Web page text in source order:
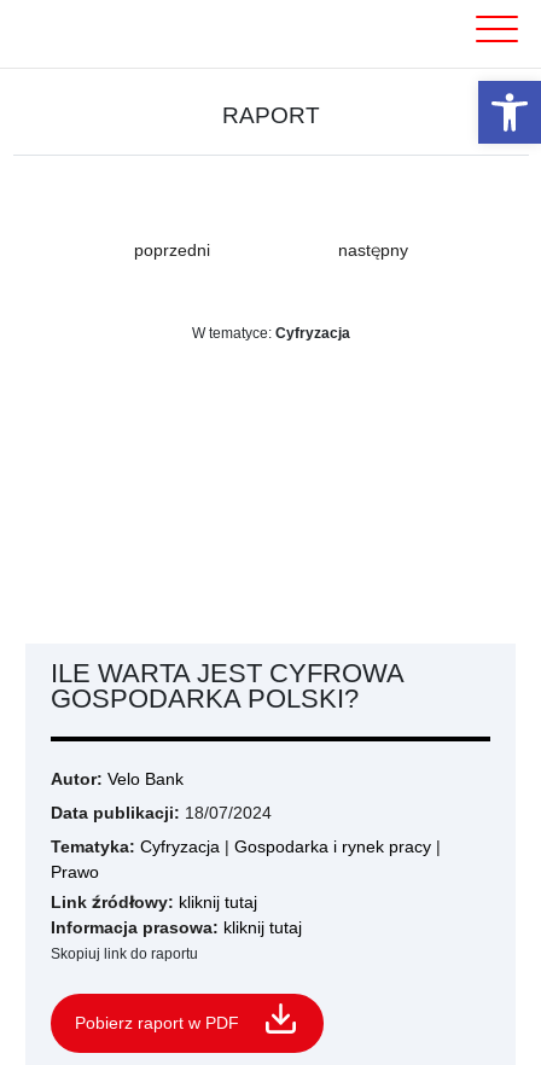
RAPORT
poprzedni następny
W tematyce: Cyfryzacja
ILE WARTA JEST CYFROWA
GOSPODARKA POLSKI?
Autor: Velo Bank
Data publikacji: 18/07/2024
Tematyka: Cyfryzacja | Gospodarka i rynek pracy |
Prawo
Link źródłowy: kliknij tutaj
Informacja prasowa: kliknij tutaj
Skopiuj link do raportu
Pobierz raport w PDF